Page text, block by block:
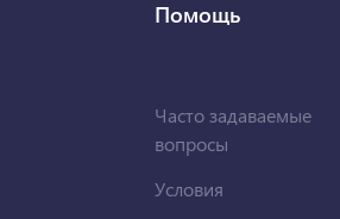
Помощь
Часто задаваемые
вопросы
Условия